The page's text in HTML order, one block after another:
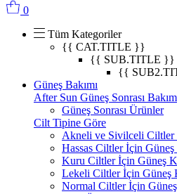
0
Tüm Kategoriler
{{ CAT.TITLE }}
{{ SUB.TITLE }}
{{
Güneş Bakımı
After Sun Güneş Sonrası Bakım
Güneş Sonrası Ürünler
Cilt Tipine Göre
Akneli ve Sivilceli Ciltler
Hassas Ciltler İçin
Kuru Ciltler İçin Güneş
Lekeli Ciltler İçin Güneş
Normal Ciltler İçin